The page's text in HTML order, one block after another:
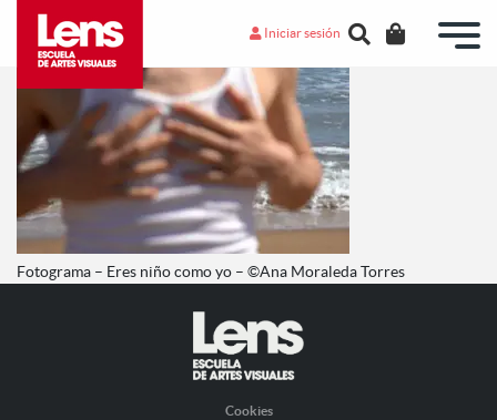
Iniciar sesión
Fotograma – Eres niño como yo – ©Ana Moraleda Torres
Cookies